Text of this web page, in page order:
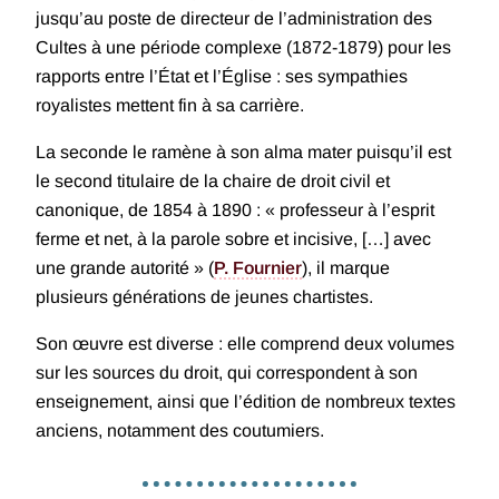
jusqu’au poste de directeur de l’administration des
Cultes à une période complexe (1872-1879) pour les
rapports entre l’État et l’Église : ses sympathies
royalistes mettent fin à sa carrière.
La seconde le ramène à son alma mater puisqu’il est
le second titulaire de la chaire de droit civil et
canonique, de 1854 à 1890 : « professeur à l’esprit
ferme et net, à la parole sobre et incisive, […] avec
une grande autorité » (P. Fournier), il marque
plusieurs générations de jeunes chartistes.
Son œuvre est diverse : elle comprend deux volumes
sur les sources du droit, qui correspondent à son
enseignement, ainsi que l’édition de nombreux textes
anciens, notamment des coutumiers.